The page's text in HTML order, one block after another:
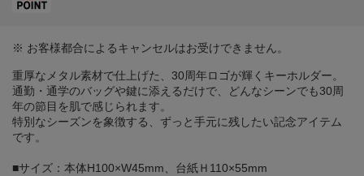
※ お客様都合によるキャンセルはお受けできません。
重厚なメタル素材で仕上げた、30周年ロゴが輝くキーホルダー。
通勤・通学のバッグや鍵に添えるだけで、どんなシーンでも30周
年の節目を肌で感じられます。
特別なシーズンを象徴する、ずっと手元に残したい記念アイテム
です。
■サイズ：本体H100×W45mm、台紙Ｈ110×55mm